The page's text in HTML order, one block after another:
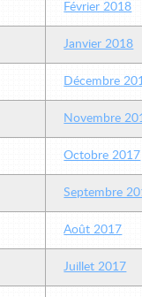
Février 2018
Janvier 2018
Décembre
Novembre
Octobre 2017
Septembre
Août 2017
Juillet 2017